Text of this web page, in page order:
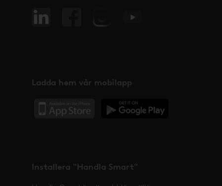
Ladda hem vår mobilapp
Installera "Handla Smart"